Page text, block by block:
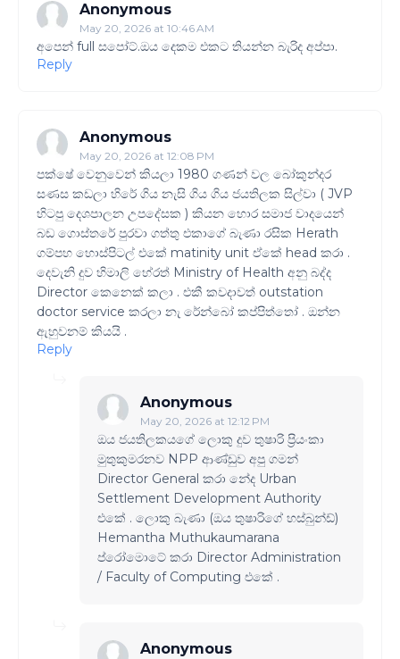
Anonymous
May 20, 2026 at 10:46 AM
අපෙන් full සපෝට්.ඔය දෙකම එකට තියන්න බැරිද අප්පා.
Reply
Anonymous
May 20, 2026 at 12:08 PM
පක්ෂේ වෙනුවෙන් කියලා 1980 ගණන් වල බෝකුන්දර
සණස කඩලා හිරේ ගිය නැසි ගිය ගිය ජයතිලක සිල්වා ( JVP
හිටපු දෙශපාලන උපදේසක ) කියන හොර සමාජ වාදයෙන්
බඩ ගොස්තරේ පුරවා ගත්තු එකාගේ බැණා රසික Herath
ගම්පහ හොස්පිටල් එකේ matinity unit ඒකේ head කරා .
දෙවැනි දුව හිමාලි හේරත් Ministry of Health අනු බද්ද
Director කෙනෙක් කලා . එකී කවදාවත් outstation
doctor service කරලා නැ රේන්බෝ කප්පිත්තෝ . ඔන්න
ඇහුවනම් කියයි .
Reply
Anonymous
May 20, 2026 at 12:12 PM
ඔය ජයතිලකයගේ ලොකු දුව තුෂාරි ප්‍රියංකා
මුතුකුමරනව NPP ආණ්ඩුව අපු ගමන්
Director General කරා නේද Urban
Settlement Development Authority
එකේ . ලොකු බැණා (ඔය තුෂාරිගේ හස්බුන්ඩ්)
Hemantha Muthukaumarana
ප්රෝමොටේ කරා Director Administration
/ Faculty of Computing එකේ .
Anonymous